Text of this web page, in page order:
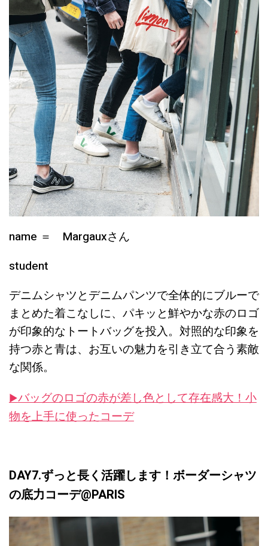
name ＝ Margauxさん
student
デニムシャツとデニムパンツで全体的にブルーで
まとめた着こなしに、パキッと鮮やかな赤のロゴ
が印象的なトートバッグを投入。対照的な印象を
持つ赤と青は、お互いの魅力を引き立て合う素敵
な関係。
▶︎バッグのロゴの赤が差し色として存在感大！小
物を上手に使ったコーデ
DAY7.ずっと長く活躍します！ボーダーシャツ
の底力コーデ@PARIS